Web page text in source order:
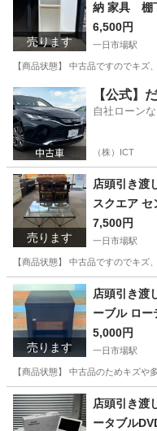
売ります
納 家具 棚
6,500円
一日市場駅
【商品状態】 中古品ですのでキ
長野 安曇野市 一日市場駅
【公式】
自社ローン
（株）ICT
売ります
店頭引き渡
スクエア
7,500円
一日市場駅
【商品状態】 中古品ですのでキ
長野 安曇野市 一日市場駅
売ります
店頭引き渡
ーブル ロー
5,000円
一日市場駅
【商品状態】 中古品のためキズ
長野 安曇野市 一日市場駅
店頭引き渡し 中
ータブル